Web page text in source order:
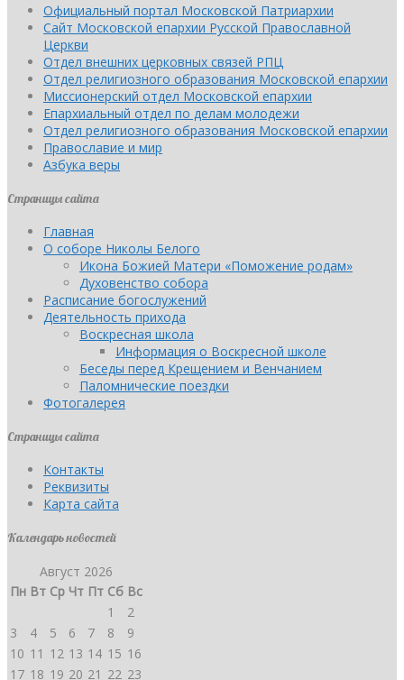
Официальный портал Московской Патриархии
Сайт Московской епархии Русской Православной
Церкви
Отдел внешних церковных связей РПЦ
Отдел религиозного образования Московской епархии
Миссионерский отдел Московской епархии
Епархиальный отдел по делам молодежи
Отдел религиозного образования Московской епархии
Православие и мир
Азбука веры
Страницы сайта
Главная
О соборе Николы Белого
Икона Божией Матери «Поможение родам»
Духовенство собора
Расписание богослужений
Деятельность прихода
Воскресная школа
Информация о Воскресной школе
Беседы перед Крещением и Венчанием
Паломнические поездки
Фотогалерея
Страницы сайта
Контакты
Реквизиты
Карта сайта
Календарь новостей
Август 2026
Пн Вт Ср Чт Пт Сб Вс
1
2
3
4 5 6 7 8
9
10 11 12 13 14 15 16
17 18 19 20 21 22 23